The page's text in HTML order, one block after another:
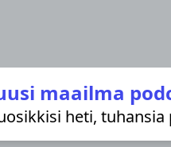
maailma
heti,